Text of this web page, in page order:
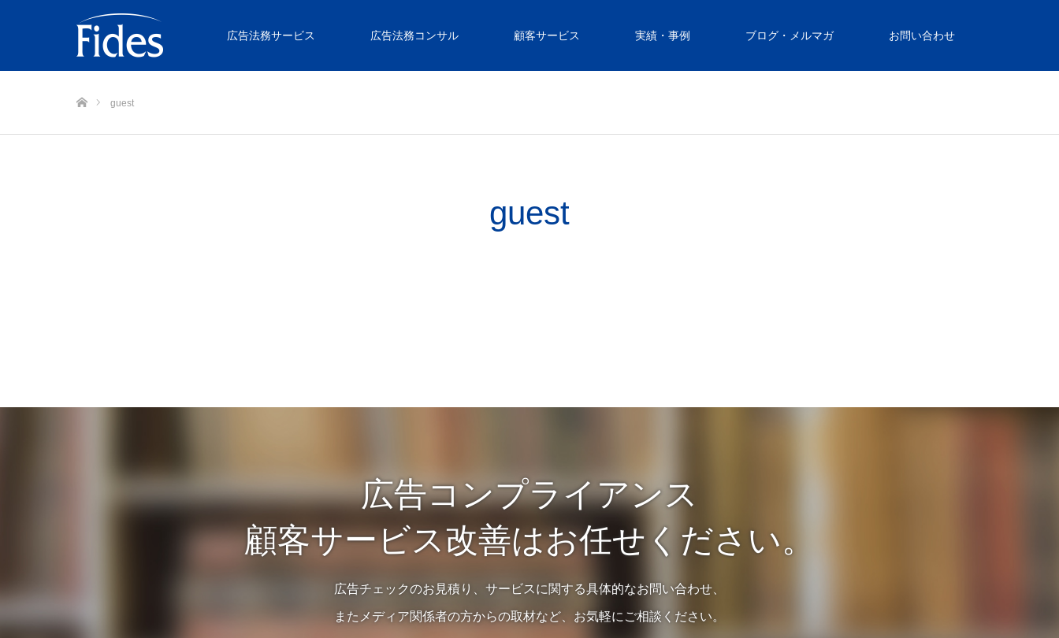
広告法務サービス 広告法務コンサル 顧客サービス 実績・事例 ブログ・メルマガ お問い合わせ
guest
guest
広告コンプライアンス
顧客サービス改善はお任せください。
広告チェックのお見積り、サービスに関する具体的なお問い合わせ、
またメディア関係者の方からの取材など、お気軽にご相談ください。